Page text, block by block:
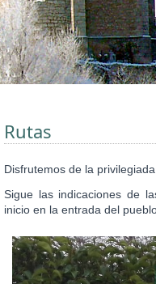
Rutas
Disfrutemos de la
Sigue las indicaciones de
inicio en la entrada del